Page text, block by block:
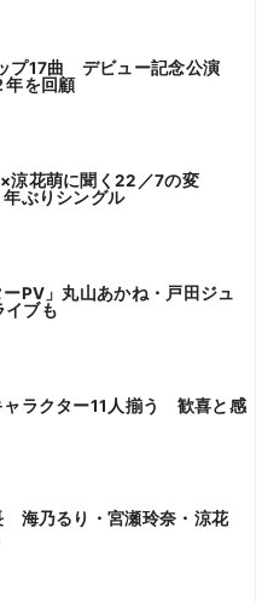
プ17曲 デビュー記念公演
年を回顧
涼花萌に聞く22／7の変
ぶりシングル
PV」丸山あかね・戸田ジュ
ブも
ラクター11人揃う 歓喜と感
海乃るり・宮瀬玲奈・涼花